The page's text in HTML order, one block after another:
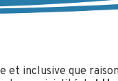
et inclusive que